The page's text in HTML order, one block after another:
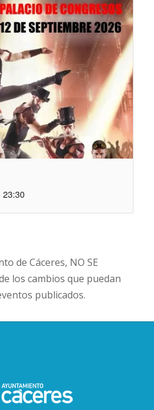
23:30
de Cáceres, NO SE
los cambios que puedan
publicados.